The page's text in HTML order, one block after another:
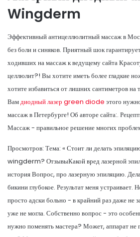
Wingderm
Эффективный антицеллюлитный массаж в
без боли и синяков. Приятный шок
ходивших на массаж к ведущему сайта
целлюлит?! Вы хотите иметь более гладкие
хотите избавиться от лишних сантиметров
Вамдиодный лазер green diode этого
массаж в Петербурге! Об авторе сайта:.
Массаж - правильное решение многих
Просмотров: Тема: « Стоит ли делать
wingderm? ОтзывыКакой вред лазерной
история Вопрос, про лазерную эпиляцию.
бикини глубокое. Результат меня устраивает.
просто адски больно - в крайний раз даже не
уже не могла. Собственно вопрос - это
нужно поменять мастера? Может, аппарат не